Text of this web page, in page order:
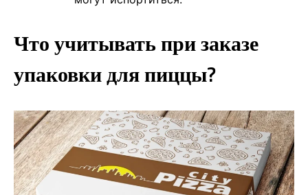
Что учитывать при заказе
упаковки для пиццы?